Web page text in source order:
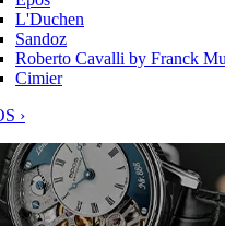
L'Duchen
Sandoz
Roberto Cavalli by Franck
Cimier
›